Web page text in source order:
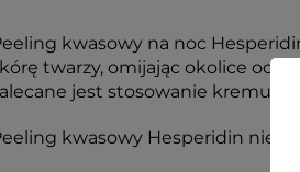
kwasowy na noc
twarzy, omijając okolice
jest stosowanie kremu z
kwasowy Hesperidin nie